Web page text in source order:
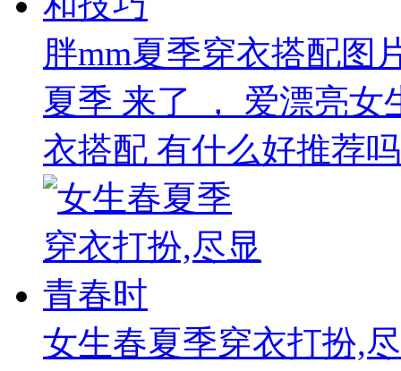
胖mm夏季穿衣搭配图
夏季 来了 ， 爱漂亮女
衣搭配 有什么好推荐
女生春夏季穿衣打扮,